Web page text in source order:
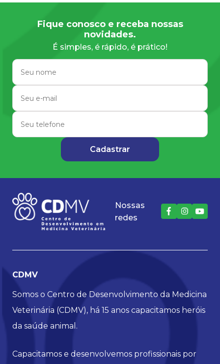
fôssemos uma família de verdade!!"
Fique conosco e receba nossas
novidades.
É simples, é rápido, é prático!
Nossas
redes
CDMV
Somos o Centro de Desenvolvimento da Medicina
Veterinária (CDMV), há 15 anos capacitamos heróis
da saúde animal.
Capacitamos e desenvolvemos profissionais por